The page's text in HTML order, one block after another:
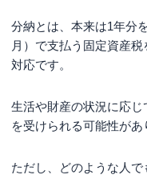
分納とは、本来は1年分
月）で支払う固定資産
対応です。
生活や財産の状況に応
を受けられる可能性があ
ただし、どのような人で